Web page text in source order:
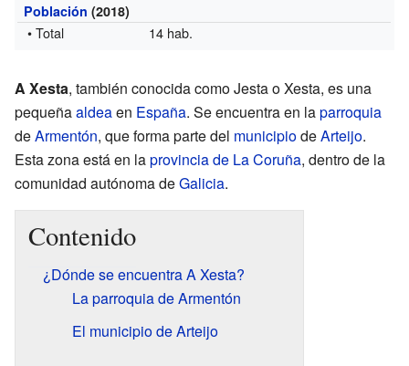
Población (2018)
• Total 14 hab.
A Xesta, también conocida como Jesta o Xesta, es una
pequeñaaldeaen España. Se encuentra en laparroquia
deArmentón, que forma parte del municipiodeArteijo.
Esta zona está en laprovincia de La Coruña, dentro de la
comunidad autónoma deGalicia.
Contenido
¿Dónde se encuentra A Xesta?
La parroquia de Armentón
El municipio de Arteijo